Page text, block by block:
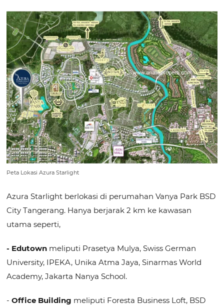
Peta Lokasi Azura Starlight
Azura Starlight berlokasi di perumahan Vanya Park BSD
City Tangerang. Hanya berjarak 2 km ke kawasan
utama seperti,
- Edutown meliputi Prasetya Mulya, Swiss German
University, IPEKA, Unika Atma Jaya, Sinarmas World
Academy, Jakarta Nanya School.
-Office Building meliputi Foresta Business Loft, BSD